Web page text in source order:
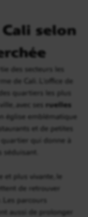
selon
des secteurs les
de Cali. L’office de
quartiers les plus
avec ses ruelles
église emblématique
et de petites
quartier qui donne à
séduisant.
et plus vivante, le
de retrouver
parcours
aussi de prolonger